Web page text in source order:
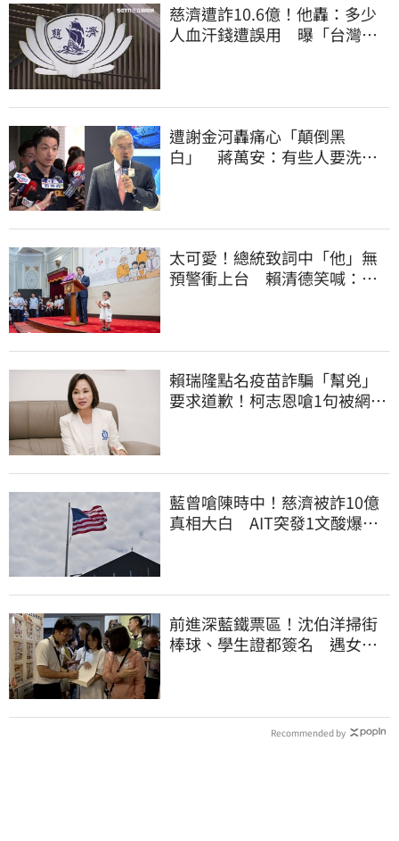
慈濟遭詐10.6億！他轟：多少
人血汗錢遭誤用 曝「台灣這
遭謝金河轟痛心「顛倒黑
白」 蔣萬安：有些人要洗人
太可愛！總統致詞中「他」無
預警衝上台 賴清德笑喊：卸
賴瑞隆點名疫苗詐騙「幫兇」
要求道歉！柯志恩嗆1句被網罵
藍曾嗆陳時中！慈濟被詐10億
真相大白 AIT突發1文酸爆…
前進深藍鐵票區！沈伯洋掃街
棒球、學生證都簽名 遇女子
Recommended by